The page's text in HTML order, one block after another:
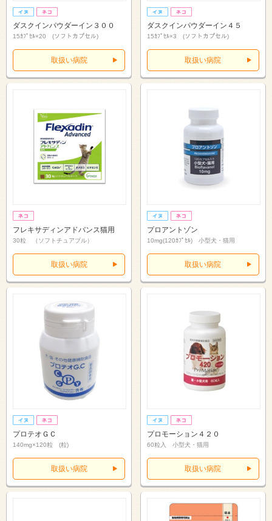
ダスクインパウダーイン３００
15ｶﾌﾟｾﾙ×20 (ソフトカプセル)
取扱い病院
ダスクインパウダーイン４５
15ｶﾌﾟｾﾙ×3 (ソフトカプセル)
取扱い病院
フレキサディンアドバンス猫用
30粒 （ソフトチュアブル）
取扱い病院
プロアントゾン
10mg(120ｶﾌﾟｾﾙ) 小型犬・猫用
取扱い病院
プロテオＧＣ
140mg×120粒 (粒)
取扱い病院
プロモーション４２０
60粒入 小型犬・猫用
取扱い病院